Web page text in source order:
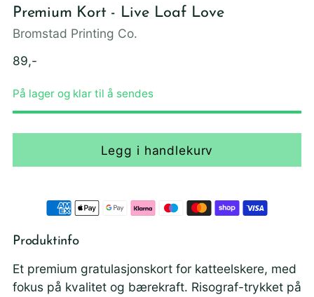
Premium Kort - Live Loaf Love
Bromstad Printing Co.
Ordinær
89,-
På lager og klar til å sendes
Legg i handlekurv
Produktinfo
Et premium gratulasjonskort for katteelskere, med
fokus på kvalitet og bærekraft. Risograf-trykket på